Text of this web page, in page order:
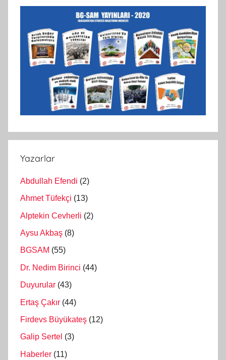
Yazarlar
Abdullah Efendi (2)
Ahmet Tüfekçi (13)
Alptekin Cevherli (2)
Aysu Akbaş (8)
BGSAM (55)
Dr. Nedim Birinci (44)
Duyurular (43)
Ertaş Çakır (44)
Firdevs Büyükateş (12)
Galip Sertel (3)
Haberler (11)